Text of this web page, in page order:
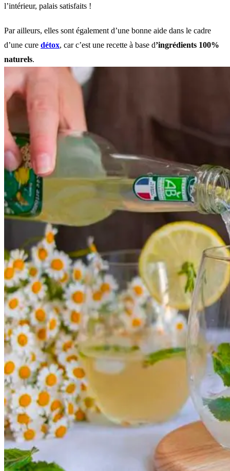
l’intérieur, palais satisfaits !
Par ailleurs, elles sont également d’une bonne aide dans le cadre
d’une cure détox, car c’est une recette à base d’ingrédients 100%
naturels.